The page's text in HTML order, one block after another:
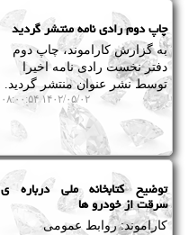
چاپ دوم رادی نامه منتشر گردید
به گزارش کاراموند، چاپ دوم
دفتر نخست رادی نامه اخیرا
توسط نشر عنوان منتشر گردید.
۱۴۰۲/۰۵/۰۲ ۰۸:۰۰:۵۴
توضیح کتابخانه ملی درباره ی
سرقت از خودرو ها
کاراموند: روابط عمومی